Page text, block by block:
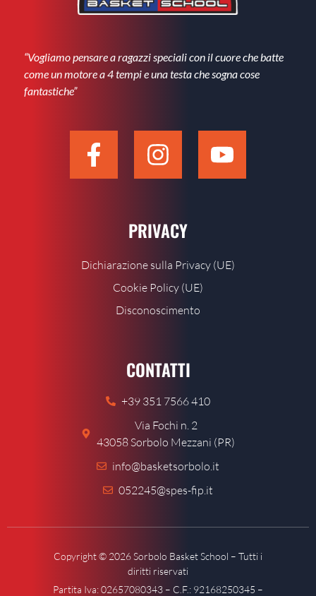
“Vogliamo pensare a ragazzi speciali con il cuore che batte
come un motore a 4 tempi e una testa che sogna cose
fantastiche”
PRIVACY
Dichiarazione sulla Privacy (UE)
Cookie Policy (UE)
Disconoscimento
CONTATTI
+39 351 7566 410
Via Fochi n. 2
43058 Sorbolo Mezzani (PR)
info@basketsorbolo.it
052245@spes-fip.it
Copyright © 2026 Sorbolo Basket School – Tutti i
diritti riservati
Partita Iva: 02657080343 – C.F.: 92168250345 –